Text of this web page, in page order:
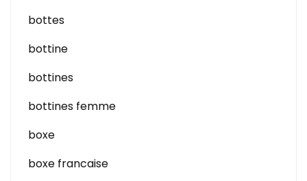
bottes
bottine
bottines
bottines femme
boxe
boxe francaise